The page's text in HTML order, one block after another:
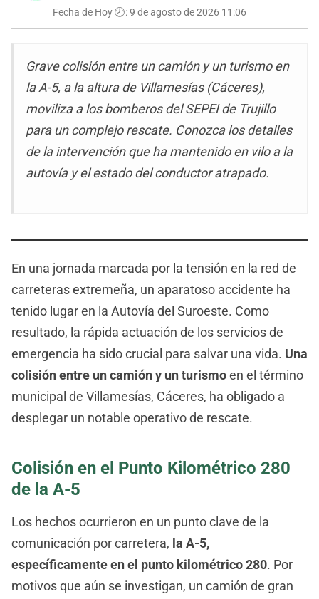
Fecha de Hoy 🕗:9 de agosto de 2026 11:06
Grave colisión entre un camión y un turismo en
la A-5, a la altura de Villamesías (Cáceres),
moviliza a los bomberos del SEPEI de Trujillo
para un complejo rescate. Conozca los detalles
de la intervención que ha mantenido en vilo a la
autovía y el estado del conductor atrapado.
En una jornada marcada por la tensión en la red de
carreteras extremeña, un aparatoso accidente ha
tenido lugar en la Autovía del Suroeste. Como
resultado, la rápida actuación de los servicios de
emergencia ha sido crucial para salvar una vida. Una
colisión entre un camión y un turismoen el término
municipal de Villamesías, Cáceres, ha obligado a
desplegar un notable operativo de rescate.
Colisión en el Punto Kilométrico 280
de la A-5
Los hechos ocurrieron en un punto clave de la
comunicación por carretera, la A-5,
específicamente en el punto kilométrico 280. Por
motivos que aún se investigan, un camión de gran